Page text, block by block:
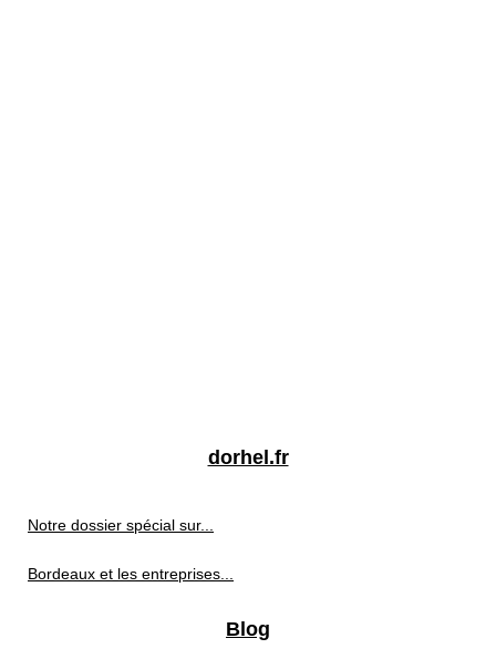
dorhel.fr
Notre dossier spécial sur...
Bordeaux et les entreprises...
Blog